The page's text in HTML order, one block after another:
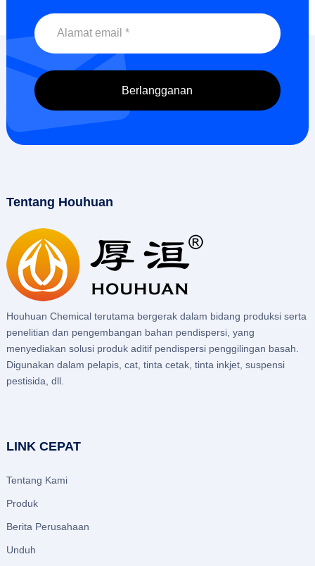
Tentang Houhuan
Houhuan Chemical terutama bergerak dalam bidang produksi serta
penelitian dan pengembangan bahan pendispersi, yang
menyediakan solusi produk aditif pendispersi penggilingan basah.
Digunakan dalam pelapis, cat, tinta cetak, tinta inkjet, suspensi
pestisida, dll.
LINK CEPAT
Tentang Kami
Produk
Berita Perusahaan
Unduh